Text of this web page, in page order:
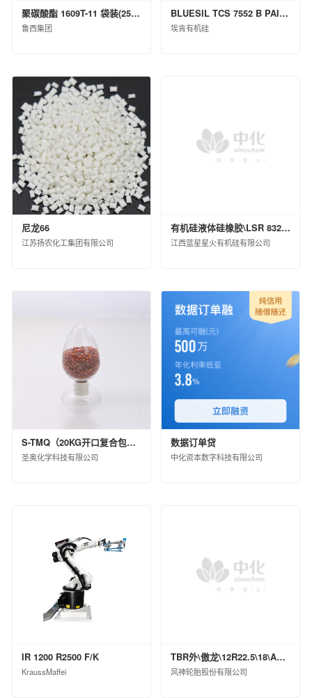
聚碳酸酯 1609T-11 袋装(25kg)
鲁西集团
BLUESIL TCS 7552 B PAIL P 20KG
埃肯有机硅
尼龙66
江苏扬农化工集团有限公司
有机硅液体硅橡胶\LSR 8320 H B\桶装(KG)\200
江西蓝星星火有机硅有限公司
S-TMQ（20KG开口复合包装）
圣奥化学科技有限公司
数据订单贷
中化资本数字科技有限公司
IR 1200 R2500 F/K
KraussMaffei
TBR外\傲龙\12R22.5\18\ASR79ⅡPI\TL\0
风神轮胎股份有限公司